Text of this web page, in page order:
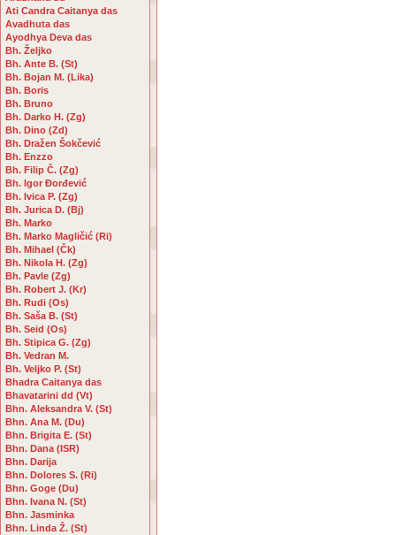
Ati Candra Caitanya das
Avadhuta das
Ayodhya Deva das
Bh. Željko
Bh. Ante B. (St)
Bh. Bojan M. (Lika)
Bh. Boris
Bh. Bruno
Bh. Darko H. (Zg)
Bh. Dino (Zd)
Bh. Dražen Šokčević
Bh. Enzzo
Bh. Filip Č. (Zg)
Bh. Igor Đorđević
Bh. Ivica P. (Zg)
Bh. Jurica D. (Bj)
Bh. Marko
Bh. Marko Magličić (Ri)
Bh. Mihael (Čk)
Bh. Nikola H. (Zg)
Bh. Pavle (Zg)
Bh. Robert J. (Kr)
Bh. Rudi (Os)
Bh. Saša B. (St)
Bh. Seid (Os)
Bh. Stipica G. (Zg)
Bh. Vedran M.
Bh. Veljko P. (St)
Bhadra Caitanya das
Bhavatarini dd (Vt)
Bhn. Aleksandra V. (St)
Bhn. Ana M. (Du)
Bhn. Brigita E. (St)
Bhn. Dana (ISR)
Bhn. Darija
Bhn. Dolores S. (Ri)
Bhn. Goge (Du)
Bhn. Ivana N. (St)
Bhn. Jasminka
Bhn. Linda Ž. (St)